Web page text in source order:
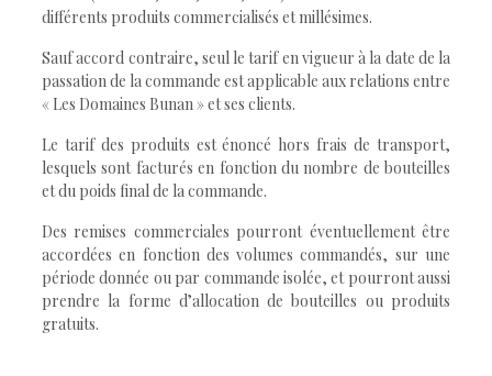
différents produits commercialisés et millésimes.
Sauf accord contraire, seul le tarif en vigueur à la date de la
passation de la commande est applicable aux relations entre
« Les Domaines Bunan » et ses clients.
Le tarif des produits est énoncé hors frais de transport,
lesquels sont facturés en fonction du nombre de bouteilles
et du poids final de la commande.
Des remises commerciales pourront éventuellement être
accordées en fonction des volumes commandés, sur une
période donnée ou par commande isolée, et pourront aussi
prendre la forme d’allocation de bouteilles ou produits
gratuits.